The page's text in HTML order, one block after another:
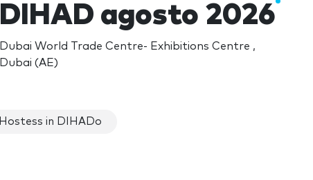
DIHAD agosto 2026
Dubai World Trade Centre- Exhibitions Centre ,
Dubai (AE)
Hostess in DIHADo